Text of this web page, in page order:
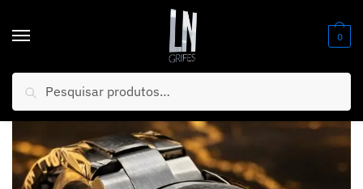
0
Início Relógios / Masculino /